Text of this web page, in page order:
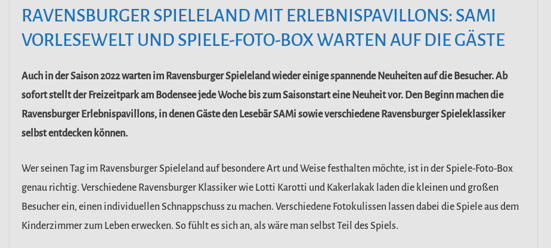
RAVENSBURGER SPIELELAND MIT ERLEBNISPAVILLONS: SAMI
VORLESEWELT UND SPIELE-FOTO-BOX WARTEN AUF DIE GÄSTE
Auch in der Saison 2022 warten im Ravensburger Spieleland wieder einige spannende Neuheiten auf die Besucher. Ab
sofort stellt der Freizeitpark am Bodensee jede Woche bis zum Saisonstart eine Neuheit vor. Den Beginn machen die
Ravensburger Erlebnispavillons, in denen Gäste den Lesebär SAMi sowie verschiedene Ravensburger Spieleklassiker
selbst entdecken können.
Wer seinen Tag im Ravensburger Spieleland auf besondere Art und Weise festhalten möchte, ist in der Spiele-Foto-Box
genau richtig. Verschiedene Ravensburger Klassiker wie Lotti Karotti und Kakerlakak laden die kleinen und großen
Besucher ein, einen individuellen Schnappschuss zu machen. Verschiedene Fotokulissen lassen dabei die Spiele aus dem
Kinderzimmer zum Leben erwecken. So fühlt es sich an, als wäre man selbst Teil des Spiels.